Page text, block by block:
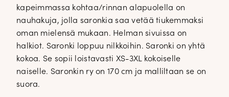
kapeimmassa kohtaa/rinnan alapuolella on
nauhakuja, jolla saronkia saa vetää tiukemmaksi
oman mielensä mukaan. Helman sivuissa on
halkiot. Saronki loppuu nilkkoihin. Saronki on yhtä
kokoa. Se sopii loistavasti XS-3XL kokoiselle
naiselle. Saronkin ry on 170 cm ja malliltaan se on
suora.